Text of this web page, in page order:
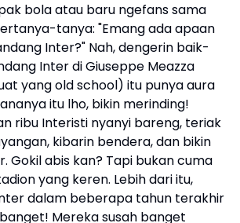
bola atau baru ngefans sama
tanya: "Emang ada apaan
Inter?" Nah, dengerin baik-
Inter di Giuseppe Meazza
yang old school) itu punya aura
itu lho, bikin merinding!
ribu Interisti nyanyi bareng, teriak
kibarin bendera, dan bikin
Gokil abis kan? Tapi bukan cuma
yang keren. Lebih dari itu,
dalam beberapa tahun terakhir
Mereka susah banget